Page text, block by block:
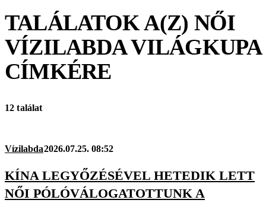
TALÁLATOK A(Z) NŐI
VÍZILABDA VILÁGKUPA
CÍMKÉRE
12 találat
Vízilabda2026.07.25. 08:52
KÍNA LEGYŐZÉSÉVEL HETEDIK LETT
NŐI PÓLÓVÁLOGATOTTUNK A